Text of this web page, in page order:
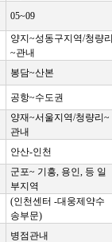
05~09
양지~성동구지역/청량
~관내
봉담~산본
공항~수도권
양재~서울지역/청량리~
관내
안산-인천
군포~ 기흥, 용인, 등 일
부지역
(인천센터 -대웅제약수
송부문)
병점관내